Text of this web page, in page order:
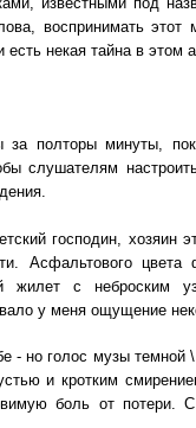
воспринимать
некая тайна в этом
полторы минуты,
слушателям
господин, хозяин
Асфальтового
жилет с неброским
у меня ощущение
- но голос музы темной
и кротким
боль от потери.